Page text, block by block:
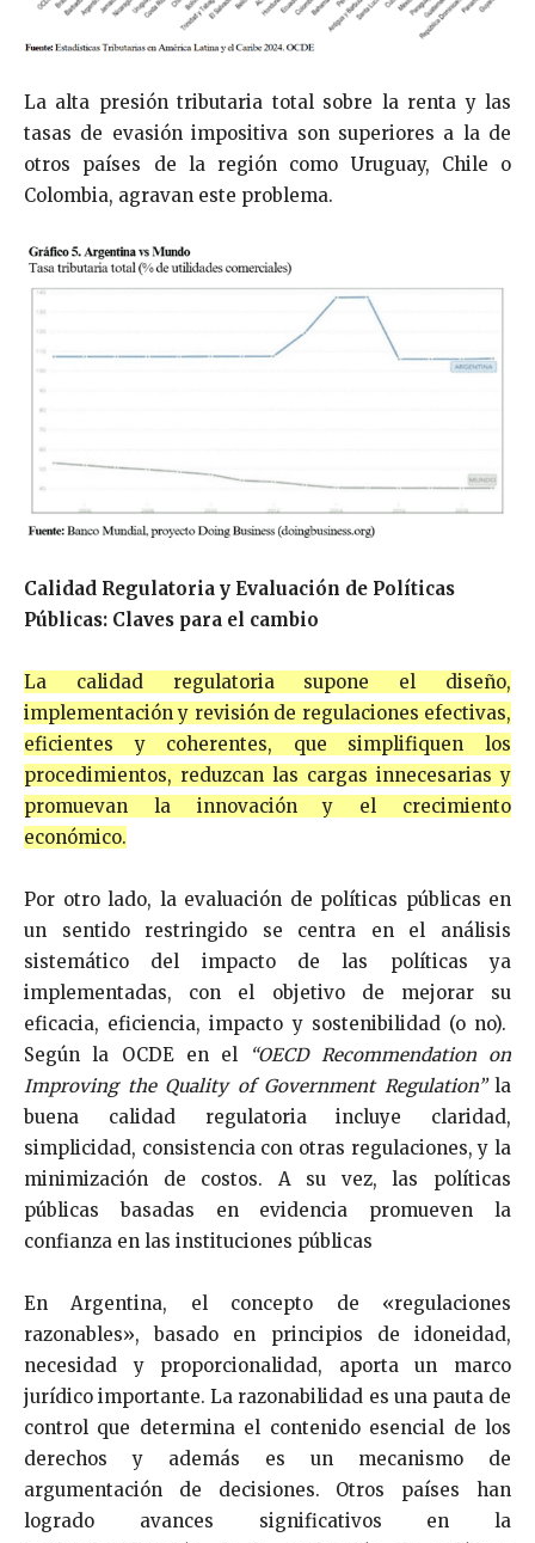
La alta presión tributaria total sobre la renta y las
tasas de evasión impositiva son superiores a la de
otros países de la región como Uruguay, Chile o
Colombia, agravan este problema.
Calidad Regulatoria y Evaluación de Políticas
Públicas: Claves para el cambio
La calidad regulatoria supone el diseño,
implementación y revisión de regulaciones efectivas,
eficientes y coherentes, que simplifiquen los
procedimientos, reduzcan las cargas innecesarias y
promuevan la innovación y el crecimiento
económico.
Por otro lado, la evaluación de políticas públicas en
un sentido restringido se centra en el análisis
sistemático del impacto de las políticas ya
implementadas, con el objetivo de mejorar su
eficacia, eficiencia, impacto y sostenibilidad (o no).
Según la OCDE en el
“OECD Recommendation on
Improving the Quality of Government Regulation” la
buena calidad regulatoria incluye claridad,
simplicidad, consistencia con otras regulaciones, y la
minimización de costos. A su vez, las políticas
públicas basadas en evidencia promueven la
confianza en las instituciones públicas
En Argentina, el concepto de «regulaciones
razonables», basado en principios de idoneidad,
necesidad y proporcionalidad, aporta un marco
jurídico importante. La razonabilidad es una pauta de
control que determina el contenido esencial de los
derechos y además es un mecanismo de
argumentación de decisiones. Otros países han
logrado avances significativos en la